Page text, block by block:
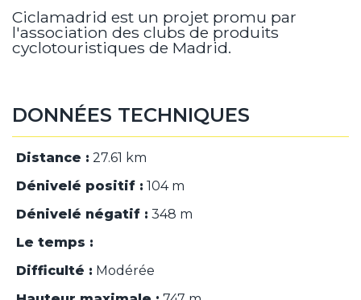
Ciclamadrid est un projet promu par
l'association des clubs de produits
cyclotouristiques de Madrid.
DONNÉES TECHNIQUES
Distance : 27.61 km
Dénivelé positif : 104 m
Dénivelé négatif : 348 m
Le temps :
Difficulté : Modérée